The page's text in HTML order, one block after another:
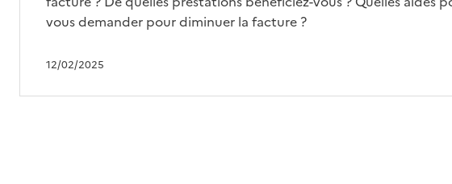
12/02/2025
vous demander pour diminuer la facture ?